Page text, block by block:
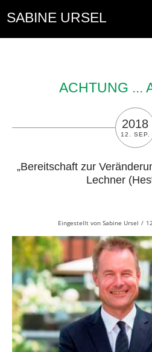
SABINE URSEL
ACHTUNG ...
2018
12. SEP.
„Bereitschaft zur
Lechner
Eingestellt vonSabine Ursel /